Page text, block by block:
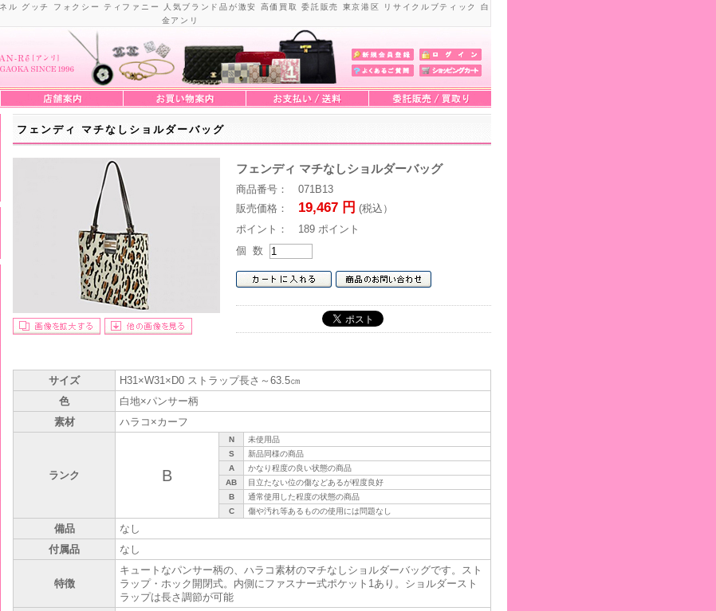
ル グッチ フォクシー ティファニー 人気ブランド品が激安 高価買取 委託販売 東京港区 リサイクルブティック 白
金アンリ
フェンディ マチなしショルダーバッグ
フェンディ マチなしショルダーバッグ
商品番号： 071B13
販売価格： 19,467 円 (税込）
ポイント： 189 ポイント
個 数
サイズ
H31×W31×D0 ストラップ長さ～63.5㎝
色
白地×パンサー柄
素材
ハラコ×カーフ
ランク B
N
未使用品
S
新品同様の商品
A
かなり程度の良い状態の商品
AB
目立たない位の傷などあるが程度良好
B
通常使用した程度の状態の商品
C
傷や汚れ等あるものの使用には問題なし
備品
なし
付属品
なし
特徴
キュートなパンサー柄の、ハラコ素材のマチなしショルダーバッグです。スト
ラップ・ホック開閉式。内側にファスナー式ポケット1あり。ショルダースト
ラップは長さ調節が可能